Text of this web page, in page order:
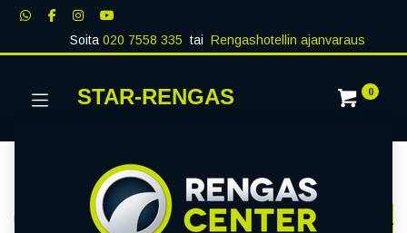
Soita020 7558 335 tai Rengashotellin ajanvaraus
STAR-RENGAS 0
Näytä kaikki
RENKAAT PAKETTIAUTO MUUT